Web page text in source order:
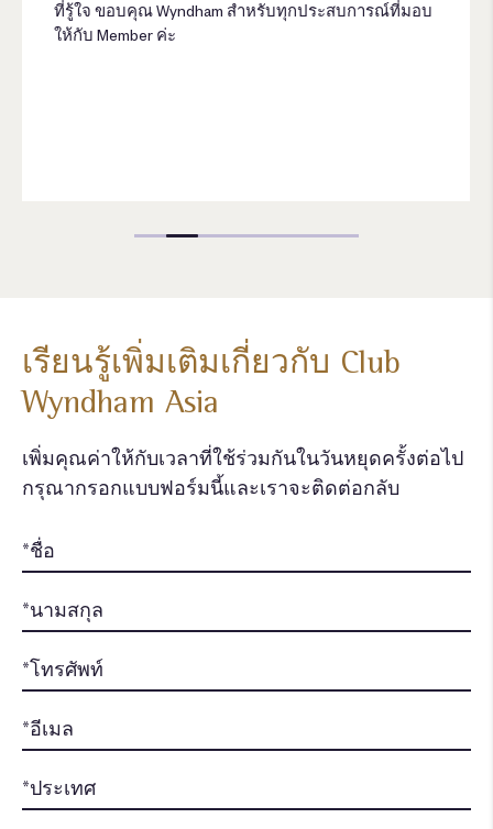
ที่รู้ใจ ขอบคุณ Wyndham สำหรับทุกประสบการณ์ที่มอบ
ให้กับ Member ค่ะ
เรียนรู้เพิ่มเติมเกี่ยวกับ Club
Wyndham Asia
เพิ่มคุณค่าให้กับเวลาที่ใช้ร่วมกันในวันหยุดครั้งต่อไป
กรุณากรอกแบบฟอร์มนี้และเราจะติดต่อกลับ